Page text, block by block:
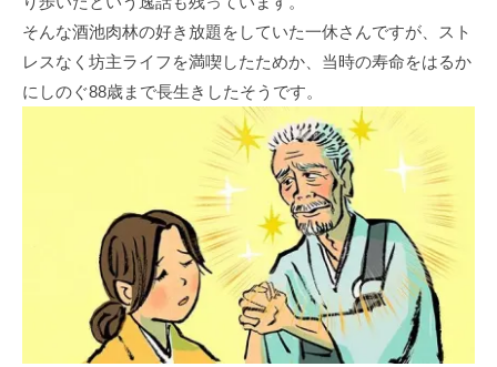
そんな酒池肉林の好き放題をしていた一休さんですが、スト
レスなく坊主ライフを満喫したためか、当時の寿命をはるか
にしのぐ88歳まで長生きしたそうです。